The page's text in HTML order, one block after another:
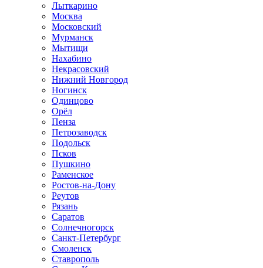
Лыткарино
Москва
Московский
Мурманск
Мытищи
Нахабино
Некрасовский
Нижний Новгород
Ногинск
Одинцово
Орёл
Пенза
Петрозаводск
Подольск
Псков
Пушкино
Раменское
Ростов-на-Дону
Реутов
Рязань
Саратов
Солнечногорск
Санкт-Петербург
Смоленск
Ставрополь